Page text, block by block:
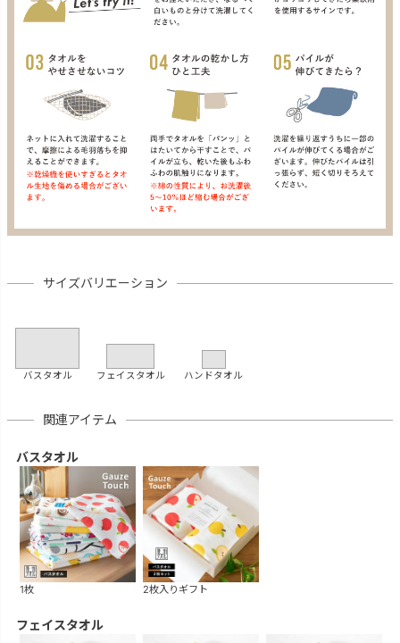
サイズバリエーション
バスタオル フェイスタオル ハンドタオル
関連アイテム
バスタオル
1枚 2枚入りギフト
フェイスタオル